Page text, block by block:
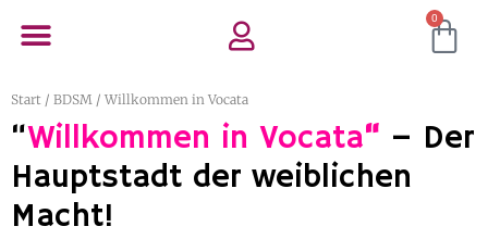
0
Start / BDSM / Willkommen in Vocata
“Willkommen in Vocata“ – Der
Hauptstadt der weiblichen
Macht!